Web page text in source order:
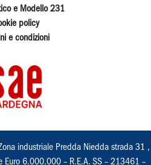
e Modello 231
policy
e condizioni
industriale Predda Niedda strada 31 ,
Euro 6.000.000 – R.E.A. SS – 213461 –